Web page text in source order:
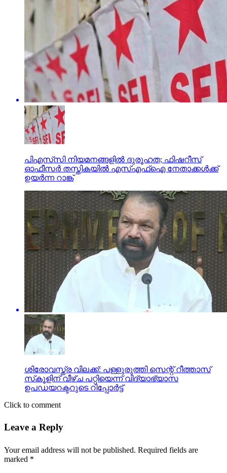
പിഎസ്‌സി നിയമനങ്ങളില്‍ ദുരൂഹത; ഫിഷറീസ്
ഓഫീസര്‍ തസ്തികയില്‍ എസ്എഫ്‌ഐ നേതാക്കള്‍ക്ക്
ഉയര്‍ന്ന റാങ്ക്
ശിരോവസ്ത്ര വിലക്ക്: പള്ളുരുത്തി സെന്റ് റീത്താസ്
സ്‌കൂളിന് വീഴ്ച പറ്റിയെന്ന് വിദ്യാഭ്യാസ
ഉപഡയറക്ടറുടെ റിപ്പോര്‍ട്ട്
Click to comment
Leave a Reply
Your email address will not be published. Required fields are
marked *